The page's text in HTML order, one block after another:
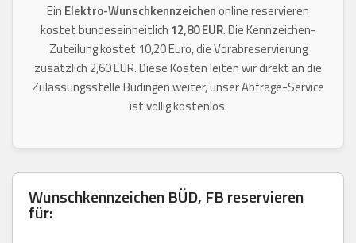
Ein Elektro-Wunschkennzeichenonline reservieren
kostet bundeseinheitlich 12,80 EUR. Die Kennzeichen-
Zuteilung kostet 10,20 Euro, die Vorabreservierung
zusätzlich 2,60 EUR. Diese Kosten leiten wir direkt an die
Zulassungsstelle Büdingen weiter, unser Abfrage-Service
ist völlig kostenlos.
WunschkennzeichenBÜD, FBreservieren
für: